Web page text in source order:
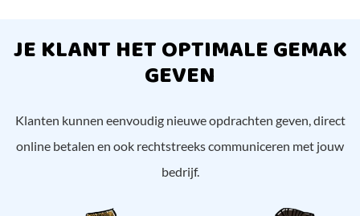
JE KLANT HET OPTIMALE GEMAK
GEVEN
Klanten kunnen eenvoudig nieuwe opdrachten geven, direct
online betalen en ook rechtstreeks communiceren met jouw
bedrijf.